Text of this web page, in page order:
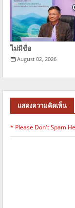
ไม่มีชื่อ
August 02, 2026
แสดงความคิดเห็น
* Please Don't Spam